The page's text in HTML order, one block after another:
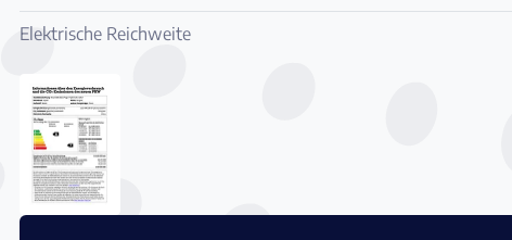
Elektrische Reichweite